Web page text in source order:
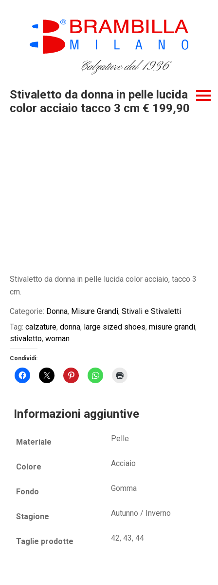
Calzature dal 1936
Stivaletto da donna in pelle lucida
color acciaio tacco 3 cm € 199,90
Stivaletto da donna in pelle lucida color acciaio, tacco 3
cm.
Categorie: Donna, Misure Grandi, Stivali e Stivaletti
Tag: calzature, donna, large sized shoes, misure grandi,
stivaletto, woman
Condividi:
Informazioni aggiuntive
Materiale Pelle
Colore Acciaio
Fondo Gomma
Stagione Autunno / Inverno
Taglie prodotte 42, 43, 44